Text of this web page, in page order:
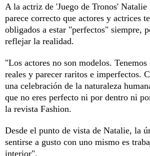
A la actriz de 'Juego de Tronos'
parece correcto que actores y actrices
obligados a estar "perfectos" siempre,
reflejar la realidad.
"Los actores no son modelos. Tenemos
reales y parecer raritos e imperfectos.
una celebración de la naturaleza
que no eres perfecto ni por dentro ni
la revista Fashion.
Desde el punto de vista de Natalie, la
sentirse a gusto con uno mismo es
interior".